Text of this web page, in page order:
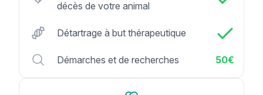
décès de votre animal
Détartrage à but thérapeutique
Démarches et de recherches 50€